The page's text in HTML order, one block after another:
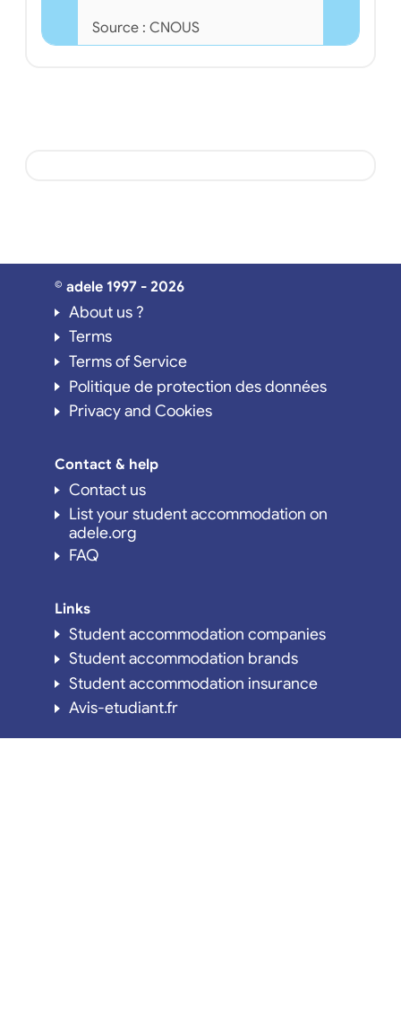
Source : CNOUS
© adele 1997 - 2026
About us ?
Terms
Terms of Service
Politique de protection des données
Privacy and Cookies
Contact & help
Contact us
List your student accommodation on
adele.org
FAQ
Links
Student accommodation companies
Student accommodation brands
Student accommodation insurance
Avis-etudiant.fr